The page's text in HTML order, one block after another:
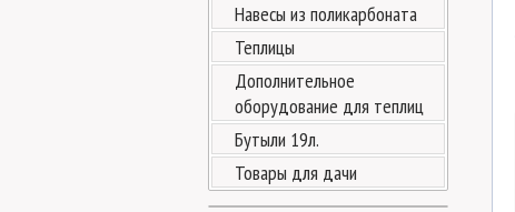
Навесы из поликарбоната
Теплицы
Дополнительное
оборудование для теплиц
Бутыли 19л.
Товары для дачи